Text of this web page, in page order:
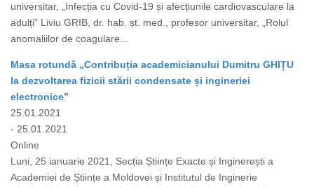
universitar, „Infecția cu Covid-19 și afecțiunile cardiovasculare la
adulți” Liviu GRIB, dr. hab. șt. med., profesor universitar, „Rolul
anomaliilor de coagulare...
Masa rotundă „Contribuția academicianului Dumitru GHIȚU
la dezvoltarea fizicii stării condensate și ingineriei
electronice”
25.01.2021
- 25.01.2021
Online
Luni, 25 ianuarie 2021, Secția Științe Exacte și Inginerești a
Academiei de Științe a Moldovei și Institutul de Inginerie